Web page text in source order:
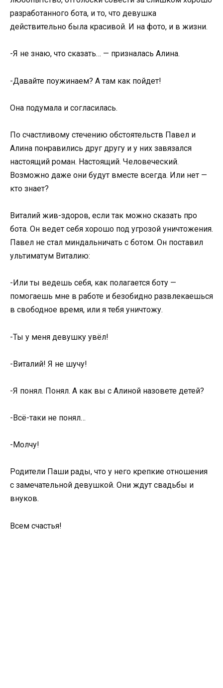
разработанного бота, и то, что девушка
действительно была красивой. И на фото, и в жизни.
-Я не знаю, что сказать… — призналась Алина.
-Давайте поужинаем? А там как пойдет!
Она подумала и согласилась.
По счастливому стечению обстоятельств Павел и
Алина понравились друг другу и у них завязался
настоящий роман. Настоящий. Человеческий.
Возможно даже они будут вместе всегда. Или нет —
кто знает?
Виталий жив-здоров, если так можно сказать про
бота. Он ведет себя хорошо под угрозой уничтожения.
Павел не стал миндальничать с ботом. Он поставил
ультиматум Виталию:
-Или ты ведешь себя, как полагается боту —
помогаешь мне в работе и безобидно развлекаешься
в свободное время, или я тебя уничтожу.
-Ты у меня девушку увёл!
-Виталий! Я не шучу!
-Я понял. Понял. А как вы с Алиной назовете детей?
-Всё-таки не понял…
-Молчу!
Родители Паши рады, что у него крепкие отношения
с замечательной девушкой. Они ждут свадьбы и
внуков.
Всем счастья!